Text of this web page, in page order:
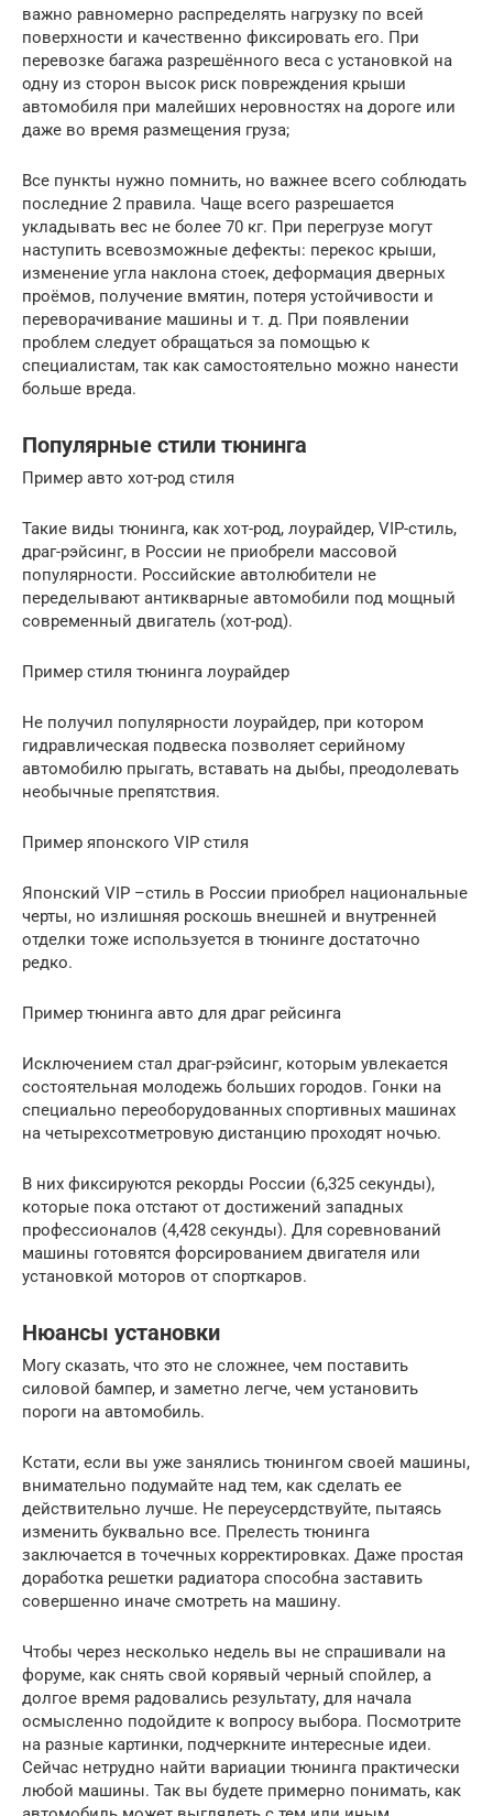
важно равномерно распределять нагрузку по всей
поверхности и качественно фиксировать его. При
перевозке багажа разрешённого веса с установкой на
одну из сторон высок риск повреждения крыши
автомобиля при малейших неровностях на дороге или
даже во время размещения груза;
Все пункты нужно помнить, но важнее всего соблюдать
последние 2 правила. Чаще всего разрешается
укладывать вес не более 70 кг. При перегрузе могут
наступить всевозможные дефекты: перекос крыши,
изменение угла наклона стоек, деформация дверных
проёмов, получение вмятин, потеря устойчивости и
переворачивание машины и т. д. При появлении
проблем следует обращаться за помощью к
специалистам, так как самостоятельно можно нанести
больше вреда.
Популярные стили тюнинга
Пример авто хот-род стиля
Такие виды тюнинга, как хот-род, лоурайдер, VIP-стиль,
драг-рэйсинг, в России не приобрели массовой
популярности. Российские автолюбители не
переделывают антикварные автомобили под мощный
современный двигатель (хот-род).
Пример стиля тюнинга лоурайдер
Не получил популярности лоурайдер, при котором
гидравлическая подвеска позволяет серийному
автомобилю прыгать, вставать на дыбы, преодолевать
необычные препятствия.
Пример японского VIP стиля
Японский VIP –стиль в России приобрел национальные
черты, но излишняя роскошь внешней и внутренней
отделки тоже используется в тюнинге достаточно
редко.
Пример тюнинга авто для драг рейсинга
Исключением стал драг-рэйсинг, которым увлекается
состоятельная молодежь больших городов. Гонки на
специально переоборудованных спортивных машинах
на четырехсотметровую дистанцию проходят ночью.
В них фиксируются рекорды России (6,325 секунды),
которые пока отстают от достижений западных
профессионалов (4,428 секунды). Для соревнований
машины готовятся форсированием двигателя или
установкой моторов от спорткаров.
Нюансы установки
Могу сказать, что это не сложнее, чем поставить
силовой бампер, и заметно легче, чем установить
пороги на автомобиль.
Кстати, если вы уже занялись тюнингом своей машины,
внимательно подумайте над тем, как сделать ее
действительно лучше. Не переусердствуйте, пытаясь
изменить буквально все. Прелесть тюнинга
заключается в точечных корректировках. Даже простая
доработка решетки радиатора способна заставить
совершенно иначе смотреть на машину.
Чтобы через несколько недель вы не спрашивали на
форуме, как снять свой корявый черный спойлер, а
долгое время радовались результату, для начала
осмысленно подойдите к вопросу выбора. Посмотрите
на разные картинки, подчеркните интересные идеи.
Сейчас нетрудно найти вариации тюнинга практически
любой машины. Так вы будете примерно понимать, как